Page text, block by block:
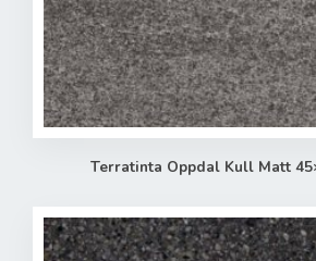
Terratinta Oppdal Kull Matt